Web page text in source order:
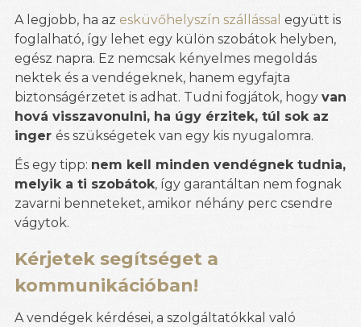
A legjobb, ha az esküvőhelyszín szállással együtt is
foglalható, így lehet egy külön szobátok helyben,
egész napra. Ez nemcsak kényelmes megoldás
nektek és a vendégeknek, hanem egyfajta
biztonságérzetet is adhat. Tudni fogjátok, hogy van
hová visszavonulni, ha úgy érzitek, túl sok az
inger és szükségetek van egy kis nyugalomra.
És egy tipp: nem kell minden vendégnek tudnia,
melyik a ti szobátok, így garantáltan nem fognak
zavarni benneteket, amikor néhány perc csendre
vágytok.
Kérjetek segítséget a
kommunikációban!
A vendégek kérdései, a szolgáltatókkal való